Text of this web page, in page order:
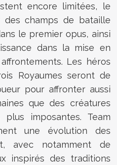
encore limitées, le
champs de bataille
le premier opus, ainsi
dans la mise en
Les héros
Royaumes seront de
pour affronter aussi
que des créatures
plus imposantes. Team
une évolution des
avec notamment de
inspirés des traditions